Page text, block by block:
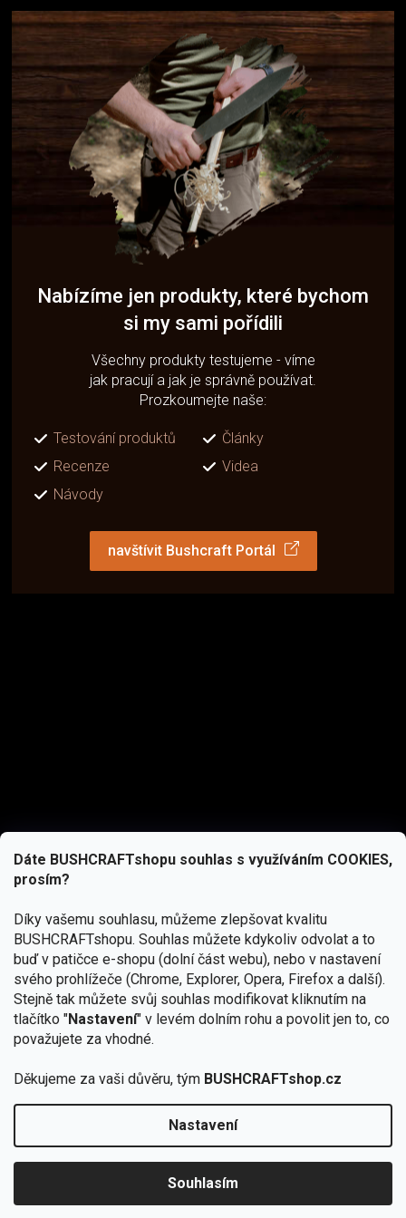
Dáte BUSHCRAFTshopu souhlas s využíváním COOKIES,
prosím?
Díky vašemu souhlasu, můžeme zlepšovat kvalitu
BUSHCRAFTshopu. Souhlas můžete kdykoliv odvolat a to
buď v patičce e-shopu (dolní část webu), nebo v nastavení
svého prohlížeče (Chrome, Explorer, Opera, Firefox a další).
Stejně tak můžete svůj souhlas modifikovat kliknutím na
tlačítko "Nastavení" v levém dolním rohu a povolit jen to, co
považujete za vhodné.
Děkujeme za vaši důvěru, tým BUSHCRAFTshop.cz
Nastavení
Souhlasím
zapojte se do slosování o kurz s
Nabízíme jen produkty, které bychom
si my sami pořídili
Všechny produkty testujeme - víme
jak pracují a jak je správně používat.
Prozkoumejte naše:
Testování produktů
Články
Recenze
Videa
Návody
navštívit Bushcraft Portál
podmínkami ochrany osobních údajů
Copyright 2026BUSHCRAFTshop.cz. Všechna práva
vyhrazena.Upravit nastavení cookies